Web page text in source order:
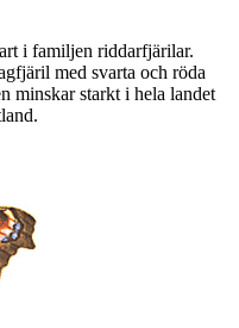
i familjen riddarfjärilar.
med svarta och röda
minskar starkt i hela landet